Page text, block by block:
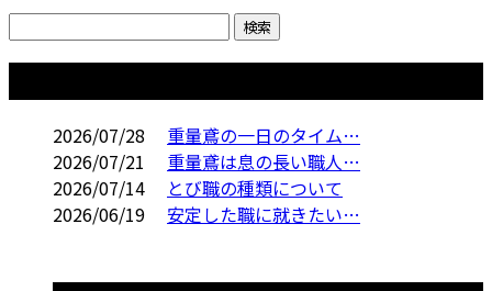
2026/07/28
重量鳶の一日のタイム…
2026/07/21
重量鳶は息の長い職人…
2026/07/14
とび職の種類について
2026/06/19
安定した職に就きたい…